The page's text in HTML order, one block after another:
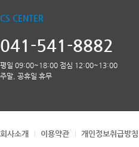
CS CENTER
041-541-8882
평일 09:00~18:00 점심 12:00~13:00
주말, 공휴일 휴무
회사소개 이용약관 개인정보취급방침